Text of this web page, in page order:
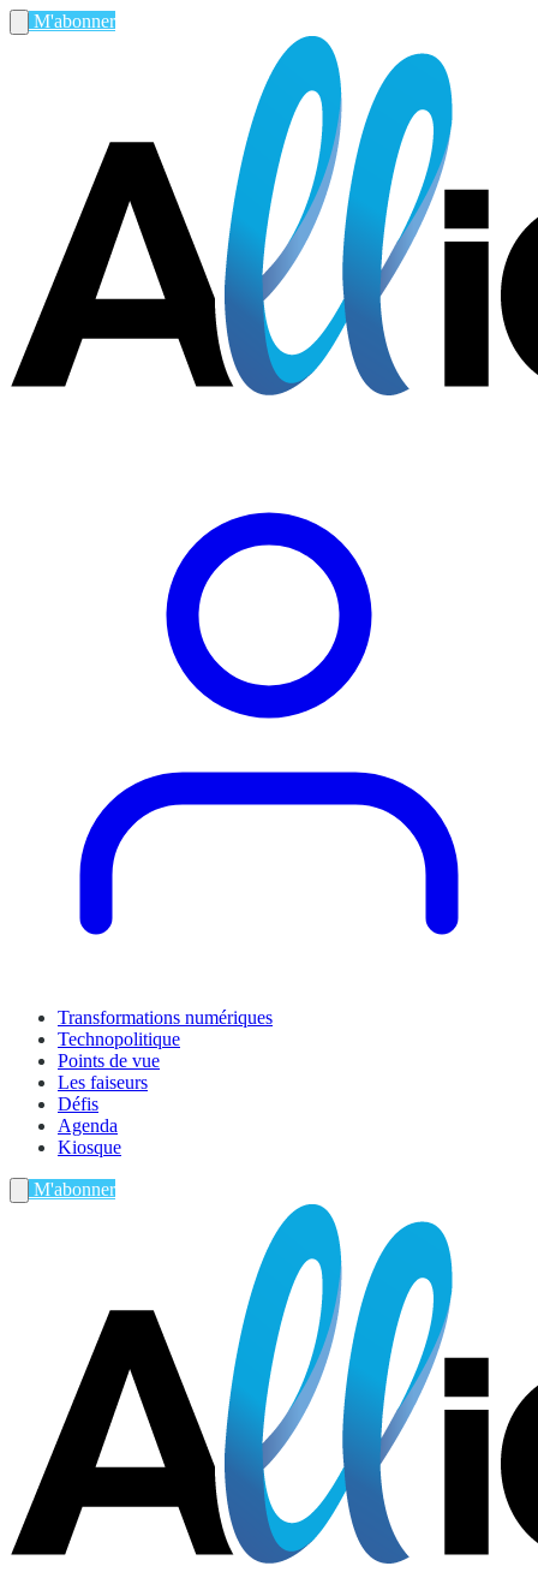
M'abonner
Transformations numériques
Technopolitique
Points de vue
Les faiseurs
Défis
Agenda
Kiosque
M'abonner